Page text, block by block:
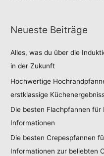
Neueste Beiträge
Alles, was du über die
in der Zukunft
Hochwertige
erstklassige
Die besten Flachpfannen für
Informationen
Die besten Crepespfannen
Informationen zur beliebten